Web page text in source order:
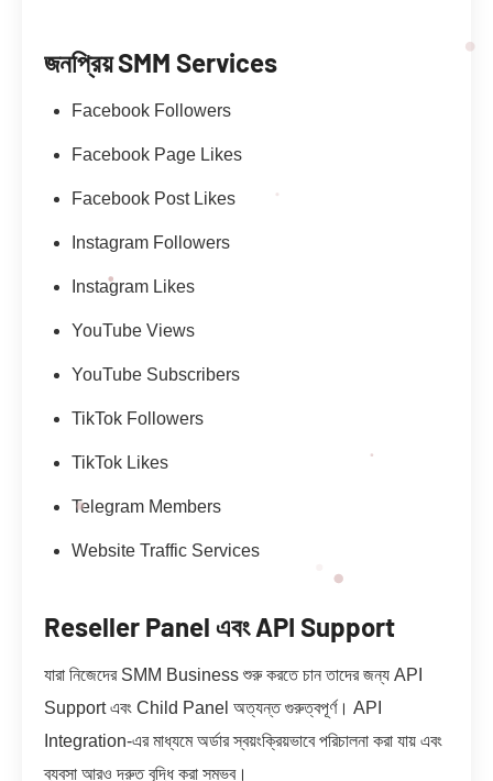
জনপ্রিয় SMM Services
Facebook Followers
Facebook Page Likes
Facebook Post Likes
Instagram Followers
Instagram Likes
YouTube Views
YouTube Subscribers
TikTok Followers
TikTok Likes
Telegram Members
Website Traffic Services
Reseller Panel এবং API Support
যারা নিজেদের SMM Business শুরু করতে চান তাদের জন্য API
Support এবং Child Panel অত্যন্ত গুরুত্বপূর্ণ। API
Integration-এর মাধ্যমে অর্ডার স্বয়ংক্রিয়ভাবে পরিচালনা করা যায় এবং
ব্যবসা আরও দ্রুত বৃদ্ধি করা সম্ভব।